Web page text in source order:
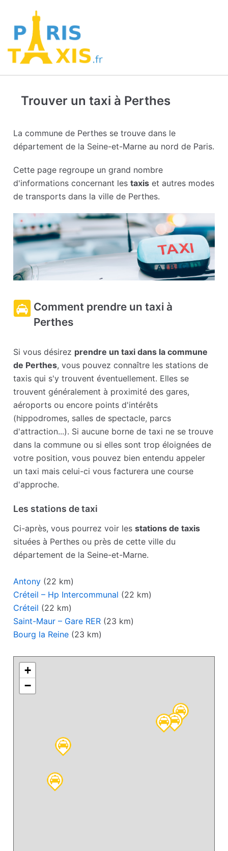
Trouver un taxi à Perthes
La commune de Perthes se trouve dans le
département de la Seine-et-Marne au nord de Paris.
Cette page regroupe un grand nombre
d'informations concernant lestaxis et autres modes
de transports dans la ville de Perthes.
Comment prendre un taxi à
Perthes
Si vous désirez prendre un taxi dans la commune
de Perthes, vous pouvez connaître les stations de
taxis qui s'y trouvent éventuellement. Elles se
trouvent généralement à proximité des gares,
aéroports ou encore points d'intérêts
(hippodromes, salles de spectacle, parcs
d'attraction...). Si aucune borne de taxi ne se trouve
dans la commune ou si elles sont trop éloignées de
votre position, vous pouvez bien entendu appeler
un taxi mais celui-ci vous facturera une course
d'approche.
Les stations de taxi
Ci-après, vous pourrez voir lesstations de taxis
situées à Perthes ou près de cette ville du
département de la Seine-et-Marne.
Antony (22 km)
Créteil – Hp Intercommunal (22 km)
Créteil (22 km)
Saint-Maur – Gare RER (23 km)
Bourg la Reine (23 km)
+
−